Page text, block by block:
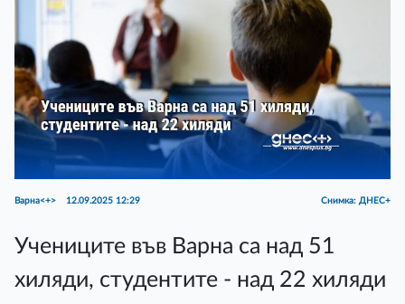
Варна<+> 12.09.2025 12:29 Снимка: ДНЕС+
Учениците във Варна са над 51
хиляди, студентите - над 22 хиляди